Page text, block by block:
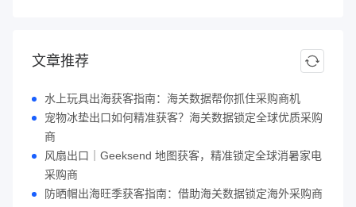
文章推荐
水上玩具出海获客指南：海关数据帮你抓住采购商机
宠物冰垫出口如何精准获客？海关数据锁定全球优质采购
商
风扇出口｜Geeksend 地图获客，精准锁定全球消暑家电
采购商
防晒帽出海旺季获客指南：借助海关数据锁定海外采购商